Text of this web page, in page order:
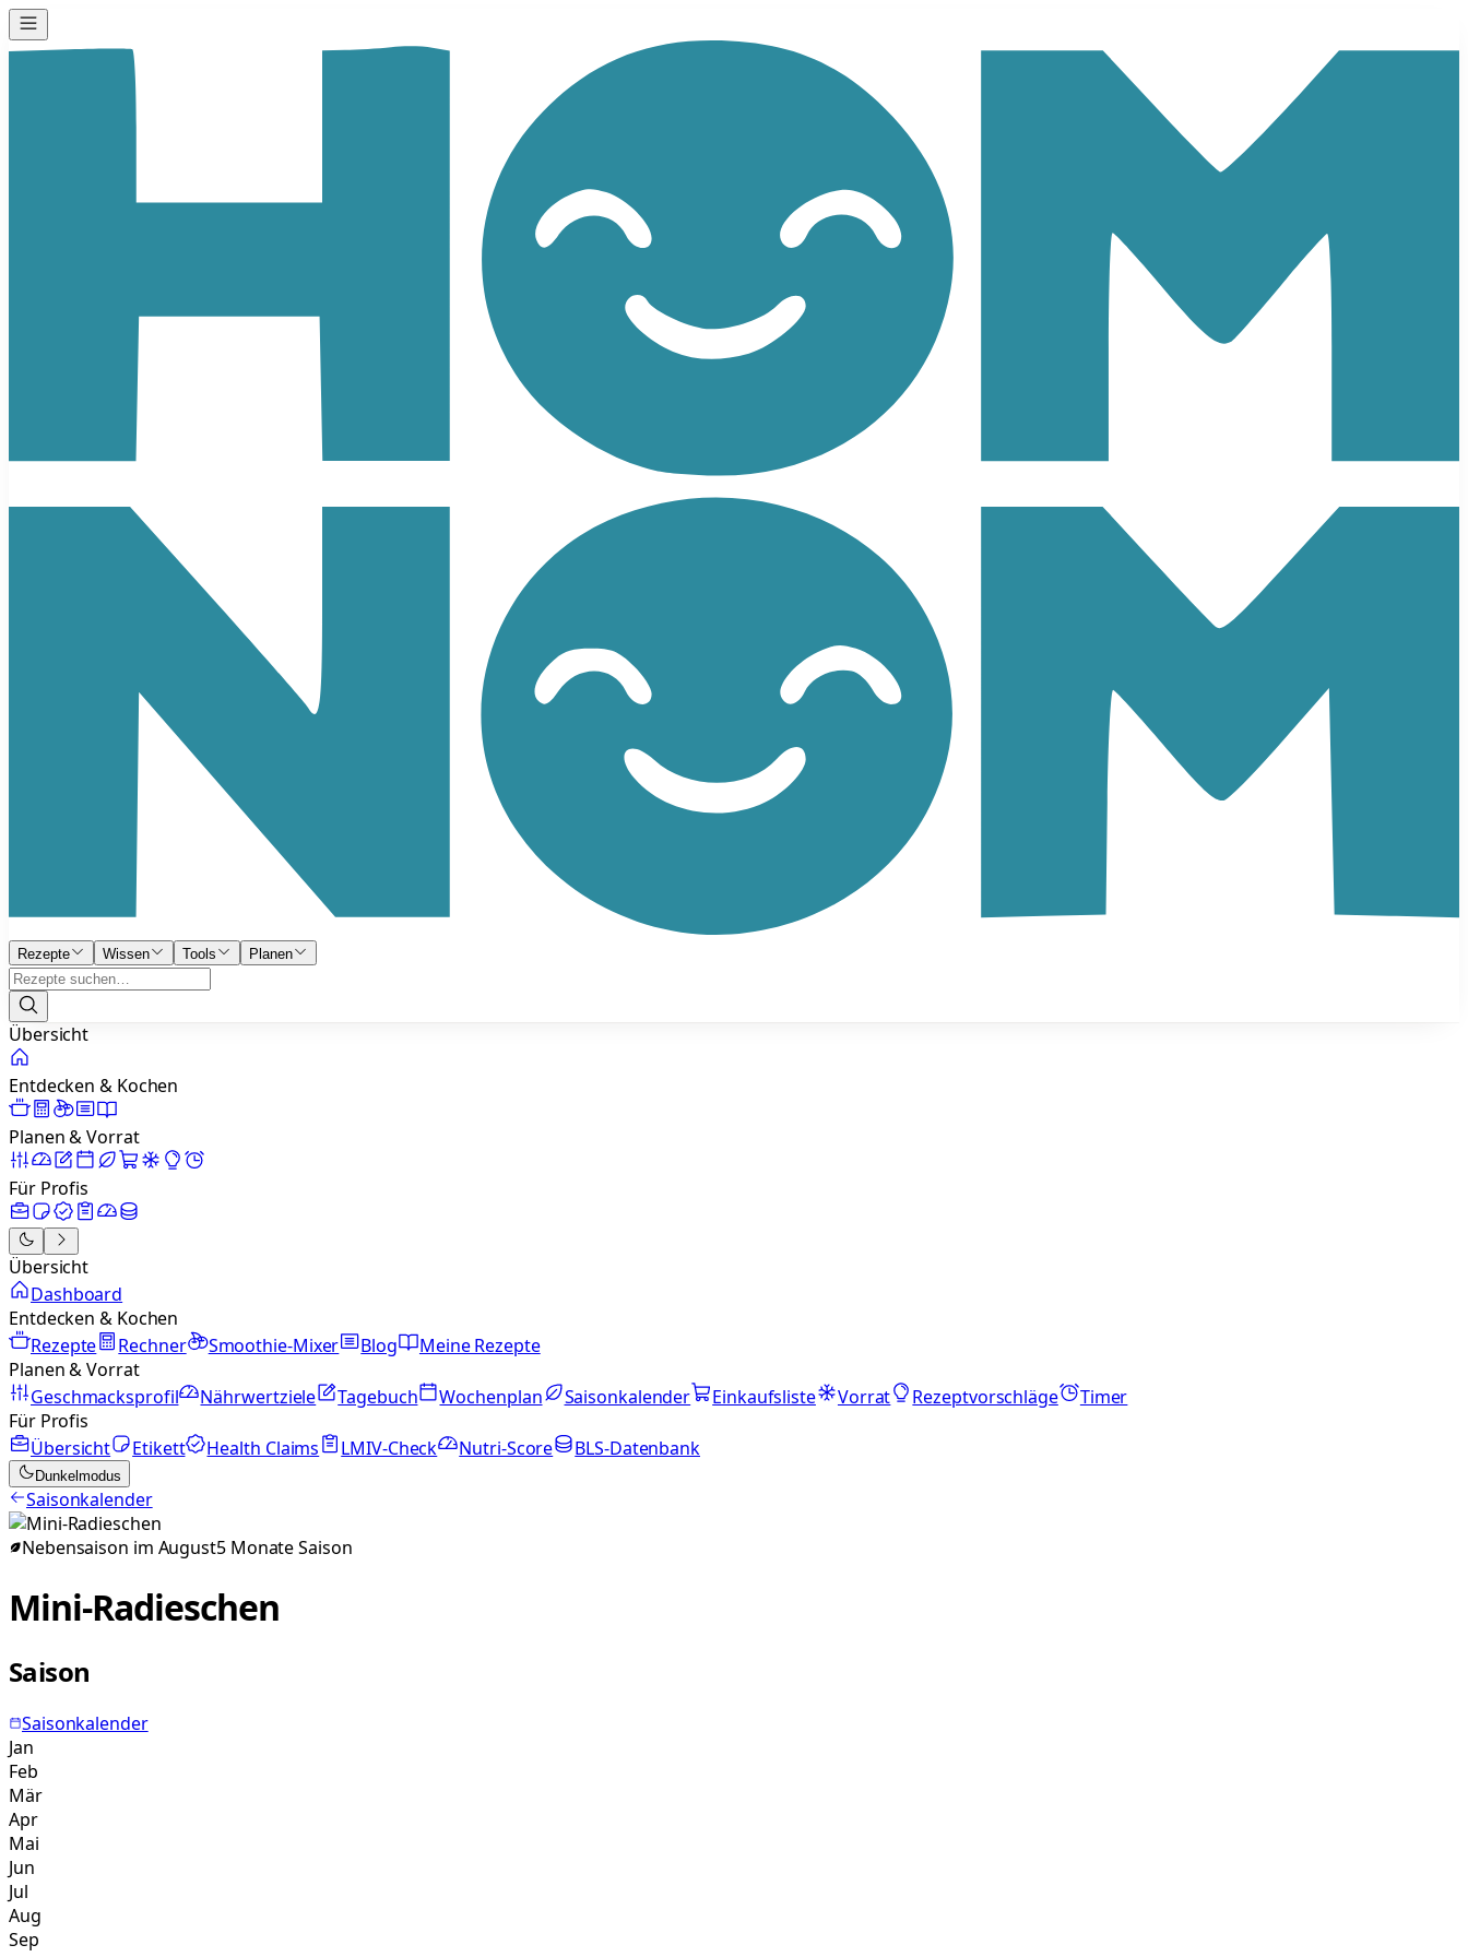
Rezepte Wissen Tools Planen
Übersicht
Entdecken & Kochen
Planen & Vorrat
Für Profis
Übersicht
Dashboard
Entdecken & Kochen
Rezepte
Rechner Smoothie-Mixer Blog
Meine Rezepte
Planen & Vorrat
Geschmacksprofil
Nährwertziele Tagebuch Wochenplan Saisonkalender Einkaufsliste Vorrat Rezeptvorschläge
Timer
Für Profis
Übersicht
Etikett Health Claims LMIV-Check Nutri-Score BLS-Datenbank
Dunkelmodus
Saisonkalender
Nebensaison im August5 MonateSaison
Mini-Radieschen
Saison
Saisonkalender
Jan
Feb
Mär
Apr
Mai
Jun
Jul
Aug
Sep